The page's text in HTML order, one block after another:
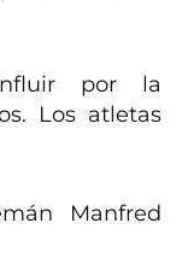
por la
Los atletas
Manfred